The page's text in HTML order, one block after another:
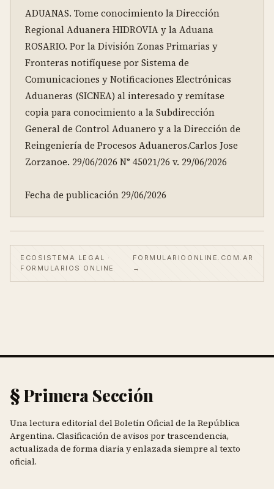
ADUANAS. Tome conocimiento la Dirección
Regional Aduanera HIDROVIA y la Aduana
ROSARIO. Por la División Zonas Primarias y
Fronteras notifíquese por Sistema de
Comunicaciones y Notificaciones Electrónicas
Aduaneras (SICNEA) al interesado y remítase
copia para conocimiento a la Subdirección
General de Control Aduanero y a la Dirección de
Reingeniería de Procesos Aduaneros.Carlos Jose
Zorzanoe. 29/06/2026 N° 45021/26 v. 29/06/2026
Fecha de publicación 29/06/2026
ECOSISTEMA LEGAL ·
FORMULARIOS ONLINE
FORMULARIOONLINE.COM.AR
→
§ Primera Sección
Una lectura editorial del Boletín Oficial de la República
Argentina. Clasificación de avisos por trascendencia,
actualizada de forma diaria y enlazada siempre al texto
oficial.